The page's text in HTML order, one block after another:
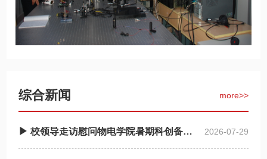
综合新闻 more>>
▶ 校领导走访慰问物电学院暑期科创备赛师生 2026-07-29